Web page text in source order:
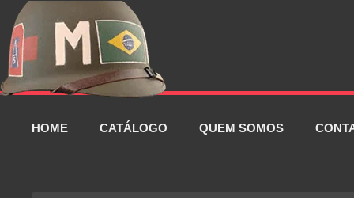
Pular
para
conteúdo
HOME CATÁLOGO QUEM SOMOS